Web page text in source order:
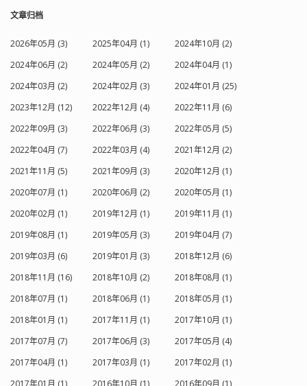
文章归档
2026年05月 (3) 2025年04月 (1)
2024年10月 (2)
2024年06月 (2)
2024年05月 (2)
2024年04月 (1)
2024年03月 (2)
2024年02月 (3)
2024年01月 (25)
2023年12月 (12)
2022年12月 (4)
2022年11月 (6)
2022年09月 (3)
2022年06月 (3)
2022年05月 (5)
2022年04月 (7)
2022年03月 (4)
2021年12月 (2)
2021年11月 (5)
2021年09月 (3)
2020年12月 (1)
2020年07月 (1)
2020年06月 (2)
2020年05月 (1)
2020年02月 (1)
2019年12月 (1)
2019年11月 (1)
2019年08月 (1)
2019年05月 (3)
2019年04月 (7)
2019年03月 (6)
2019年01月 (3)
2018年12月 (6)
2018年11月 (16)
2018年10月 (2)
2018年08月 (1)
2018年07月 (1)
2018年06月 (1)
2018年05月 (1)
2018年01月 (1)
2017年11月 (1)
2017年10月 (1)
2017年07月 (7)
2017年06月 (3)
2017年05月 (4)
2017年04月 (1)
2017年03月 (1)
2017年02月 (1)
2017年01月 (1)
2016年10月 (1) 2016年09月 (1)